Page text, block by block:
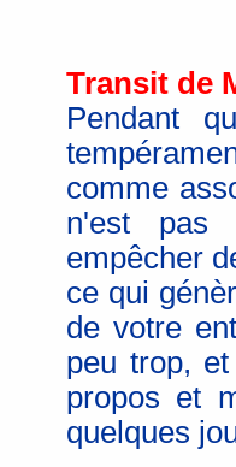
Transit de
Pendant
comme
n'est pas
empêcher
ce qui
de votre
peu trop,
propos et
quelques